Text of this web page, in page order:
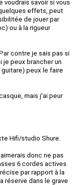
voudrais savoir si vous
effets, peut
de jouer par
ou à la rigueur
contre je sais pas si
je peux brancher un
guitare) peux le faire
mais j'ai peur
Hifi/studio Shure.
donc ne pas
6 cordes actives
par rapport à la
réserve dans le grave